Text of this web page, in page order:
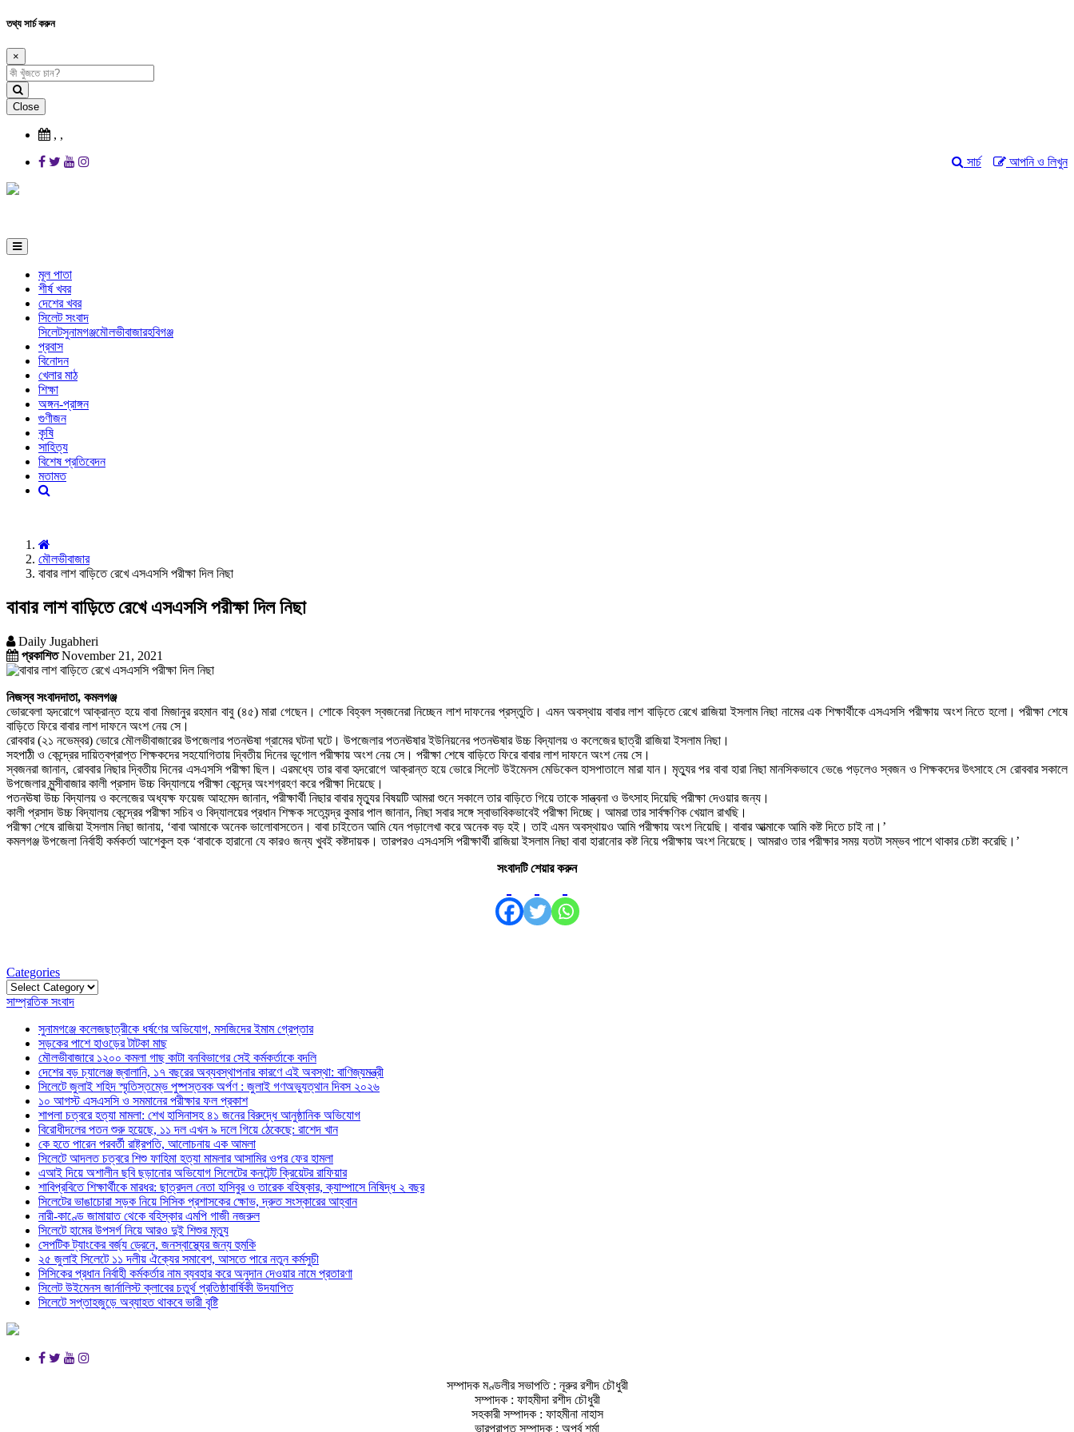
তথ্য সার্চ করুন
×
Close
, ,
আপনি ও লিখুন
সার্চ
মূল পাতা
শীর্ষ খবর
দেশের খবর
সিলেট সংবাদ
সিলেটসুনামগঞ্জমৌলভীবাজারহবিগঞ্জ
প্রবাস
বিনোদন
খেলার মাঠ
শিক্ষা
অঙ্গন-প্রাঙ্গন
গুণীজন
কৃষি
সাহিত্য
বিশেষ প্রতিবেদন
মতামত
মৌলভীবাজার
বাবার লাশ বাড়িতে রেখে এসএসসি পরীক্ষা দিল নিছা
বাবার লাশ বাড়িতে রেখে এসএসসি পরীক্ষা দিল নিছা
Daily Jugabheri
প্রকাশিতNovember 21, 2021
নিজস্ব সংবাদদাতা, কমলগঞ্জ
ভোরবেলা হৃদরোগে আক্রান্ত হয়ে বাবা মিজানুর রহমান বাবু (৪৫) মারা গেছেন। শোকে বিহ্বল স্বজনেরা নিচ্ছেন লাশ দাফনের প্রস্তুতি। এমন অবস্থায় বাবার লাশ বাড়িতে রেখে রাজিয়া ইসলাম নিছা নামের এক শিক্ষার্থীকে এসএসসি পরীক্ষায় অংশ নিতে হলো। পরীক্ষা শেষে
বাড়িতে ফিরে বাবার লাশ দাফনে অংশ নেয় সে।
রোববার (২১ নভেম্বর) ভোরে মৌলভীবাজারের উপজেলার পতনঊষা গ্রামের ঘটনা ঘটে। উপজেলার পতনঊষার ইউনিয়নের পতনঊষার উচ্চ বিদ্যালয় ও কলেজের ছাত্রী রাজিয়া ইসলাম নিছা।
সহপাঠী ও কেন্দ্রের দায়িত্বপ্রাপ্ত শিক্ষকদের সহযোগিতায় দ্বিতীয় দিনের ভূগোল পরীক্ষায় অংশ নেয় সে। পরীক্ষা শেষে বাড়িতে ফিরে বাবার লাশ দাফনে অংশ নেয় সে।
স্বজনরা জানান, রোববার নিছার দ্বিতীয় দিনের এসএসসি পরীক্ষা ছিল। এরমধ্যে তার বাবা হৃদরোগে আক্রান্ত হয়ে ভোরে সিলেট উইমেনস মেডিকেল হাসপাতালে মারা যান। মৃত্যুর পর বাবা হারা নিছা মানসিকভাবে ভেঙে পড়লেও স্বজন ও শিক্ষকদের উৎসাহে সে রোববার সকালে
উপজেলার মুন্সীবাজার কালী প্রসাদ উচ্চ বিদ্যালয়ে পরীক্ষা কেন্দ্রে অংশগ্রহণ করে পরীক্ষা দিয়েছে।
পতনঊষা উচ্চ বিদ্যালয় ও কলেজের অধ্যক্ষ ফয়েজ আহমেদ জানান, পরীক্ষার্থী নিছার বাবার মৃত্যুর বিষয়টি আমরা শুনে সকালে তার বাড়িতে গিয়ে তাকে সান্ত্বনা ও উৎসাহ দিয়েছি পরীক্ষা দেওয়ার জন্য।
কালী প্রসাদ উচ্চ বিদ্যালয় কেন্দ্রের পরীক্ষা সচিব ও বিদ্যালয়ের প্রধান শিক্ষক সত্যেন্দ্র কুমার পাল জানান, নিছা সবার সঙ্গে স্বাভাবিকভাবেই পরীক্ষা দিচ্ছে। আমরা তার সার্বক্ষণিক খেয়াল রাখছি।
পরীক্ষা শেষে রাজিয়া ইসলাম নিছা জানায়, ‘বাবা আমাকে অনেক ভালোবাসতেন। বাবা চাইতেন আমি যেন পড়ালেখা করে অনেক বড় হই। তাই এমন অবস্থায়ও আমি পরীক্ষায় অংশ নিয়েছি। বাবার আত্মাকে আমি কষ্ট দিতে চাই না।’
কমলগঞ্জ উপজেলা নির্বাহী কর্মকর্তা আশেকুল হক ‘বাবাকে হারানো যে কারও জন্য খুবই কষ্টদায়ক। তারপরও এসএসসি পরীক্ষার্থী রাজিয়া ইসলাম নিছা বাবা হারানোর কষ্ট নিয়ে পরীক্ষায় অংশ নিয়েছে। আমরাও তার পরীক্ষার সময় যতটা সম্ভব পাশে থাকার চেষ্টা করেছি।’
সংবাদটি শেয়ার করুন
Categories
Categories
সাম্প্রতিক সংবাদ
সুনামগঞ্জে কলেজছাত্রীকে ধর্ষণের অভিযোগ, মসজিদের ইমাম গ্রেপ্তার
সড়কের পাশে হাওড়ের টাটকা মাছ
মৌলভীবাজারে ১২০০ কমলা গাছ কাটা বনবিভাগের সেই কর্মকর্তাকে বদলি
দেশের বড় চ্যালেঞ্জ জ্বালানি, ১৭ বছরের অব্যবস্থাপনার কারণে এই অবস্থা: বাণিজ্যমন্ত্রী
সিলেটে জুলাই শহিদ স্মৃতিস্তম্ভে পুষ্পস্তবক অর্পণ : জুলাই গণঅভ্যুত্থান দিবস ২০২৬
১০ আগস্ট এসএসসি ও সমমানের পরীক্ষার ফল প্রকাশ
শাপলা চত্বরে হত্যা মামলা: শেখ হাসিনাসহ ৪১ জনের বিরুদ্ধে আনুষ্ঠানিক অভিযোগ
বিরোধীদলের পতন শুরু হয়েছে, ১১ দল এখন ৯ দলে গিয়ে ঠেকেছে: রাশেদ খান
কে হতে পারেন পরবর্তী রাষ্ট্রপতি, আলোচনায় এক আমলা
সিলেটে আদলত চত্বরে শিশু ফাহিমা হত্যা মামলার আসামির ওপর ফের হামলা
এআই দিয়ে অশালীন ছবি ছড়ানোর অভিযোগ সিলেটের কনটেন্ট ক্রিয়েটর রাফিয়ার
শাবিপ্রবিতে শিক্ষার্থীকে মারধর: ছাত্রদল নেতা হাসিবুর ও তারেক বহিষ্কার, ক্যাম্পাসে নিষিদ্ধ ২ বছর
সিলেটের ভাঙাচোরা সড়ক নিয়ে সিসিক প্রশাসকের ক্ষোভ, দ্রুত সংস্কারের আহ্বান
নারী-কাণ্ডে জামায়াত থেকে বহিস্কার এমপি গাজী নজরুল
সিলেটে হামের উপসর্গ নিয়ে আরও দুই শিশুর মৃত্যু
সেপটিক ট্যাংকের বর্জ্য ড্রেনে, জনস্বাস্থ্যের জন্য হুমকি
২৫ জুলাই সিলেটে ১১ দলীয় ঐক্যের সমাবেশ, আসতে পারে নতুন কর্মসুচী
সিসিকের প্রধান নির্বাহী কর্মকর্তার নাম ব্যবহার করে অনুদান দেওয়ার নামে প্রতারণা
সিলেট উইমেনস জার্নালিস্ট ক্লাবের চতুর্থ প্রতিষ্ঠাবার্ষিকী উদযাপিত
সিলেটে সপ্তাহজুড়ে অব্যাহত থাকবে ভারী বৃষ্টি
সম্পাদক মণ্ডলীর সভাপতি : নূরুর রশীদ চৌধুরী
সম্পাদক : ফাহমীদা রশীদ চৌধুরী
সহকারী সম্পাদক : ফাহমীনা নাহাস
ভারপ্রাপ্ত সম্পাদক : অপূর্ব শর্মা